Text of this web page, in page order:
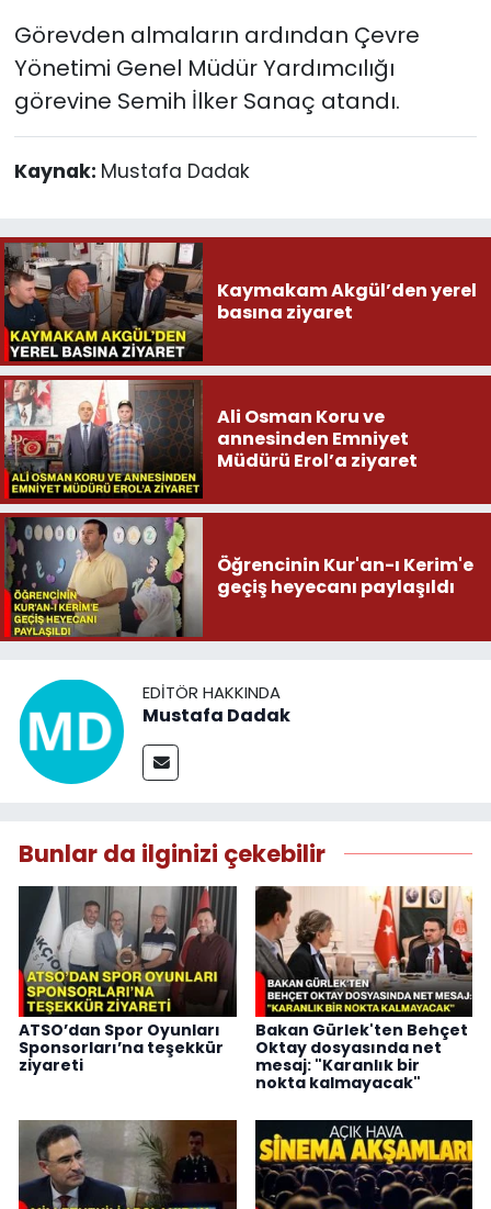
Görevden almaların ardından Çevre
Yönetimi Genel Müdür Yardımcılığı
görevine Semih İlker Sanaç atandı.
Kaynak: Mustafa Dadak
Kaymakam Akgül’den yerel
basına ziyaret
Ali Osman Koru ve
annesinden Emniyet
Müdürü Erol’a ziyaret
Öğrencinin Kur'an-ı Kerim'e
geçiş heyecanı paylaşıldı
EDITÖR HAKKINDA
Mustafa Dadak
Bunlar da ilginizi çekebilir
ATSO’dan Spor Oyunları
Sponsorları’na teşekkür
ziyareti
Bakan Gürlek'ten Behçet
Oktay dosyasında net
mesaj: "Karanlık bir
nokta kalmayacak"